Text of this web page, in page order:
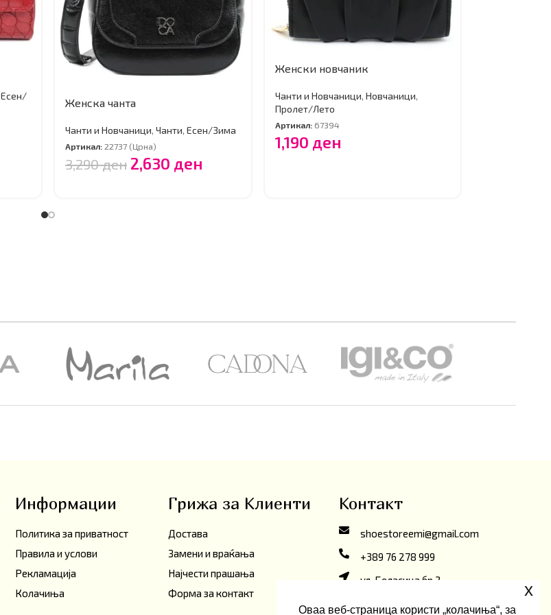
Есен/
Женска чанта
Чанти и Новчаници, Чанти, Есен/Зима
Артикал:22737 (Црна)
3,290ден 2,630 ден
Женски новчаник
Чанти и Новчаници, Новчаници,
Пролет/Лето
Артикал: 67394
1,190 ден
Информации
Политика за приватност
Правила и услови
Рекламација
Колачиња
Грижа за Клиенти
Достава
Замени и враќања
Најчести прашања
Форма за контакт
Контакт
shoestoreemi@gmail.com
+389 76 278 999
ул. Беласица бр.2,
Оваа веб-страница користи „колачиња“, за
x